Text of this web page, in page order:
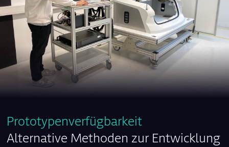
Prototypenverfügbarkeit
Alternative Methoden zur Entwicklung